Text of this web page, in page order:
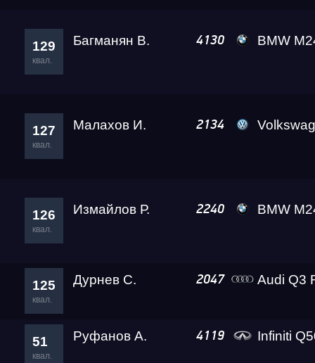
129
квал.
Багманян В. 4130 BMW M240i
127
квал.
Малахов И. 2134 Volkswagen
126
квал.
Измайлов Р. 2240 BMW
125
квал.
Дурнев С. 2047 Audi Q3 RS
51
квал.
Руфанов А. 4119 Infiniti